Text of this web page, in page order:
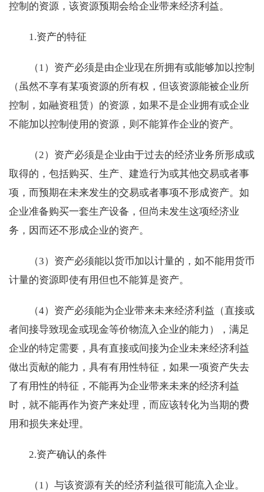
控制的资源，该资源预期会给企业带来经济利益。
1.资产的特征
（1）资产必须是由企业现在所拥有或能够加以控制
（虽然不享有某项资源的所有权，但该资源能被企业所
控制，如融资租赁）的资源，如果不是企业拥有或企业
不能加以控制使用的资源，则不能算作企业的资产。
（2）资产必须是企业由于过去的经济业务所形成或
取得的，包括购买、生产、建造行为或其他交易或者事
项，而预期在未来发生的交易或者事项不形成资产。如
企业准备购买一套生产设备，但尚未发生这项经济业
务，因而还不形成企业的资产。
（3）资产必须能以货币加以计量的，如不能用货币
计量的资源即使有用但也不能算是资产。
（4）资产必须能为企业带来未来经济利益（直接或
者间接导致现金或现金等价物流入企业的能力），满足
企业的特定需要，具有直接或间接为企业未来经济利益
做出贡献的能力，具有有用性特征，如果一项资产失去
了有用性的特征，不能再为企业带来未来的经济利益
时，就不能再作为资产来处理，而应该转化为当期的费
用和损失来处理。
2.资产确认的条件
（1）与该资源有关的经济利益很可能流入企业。